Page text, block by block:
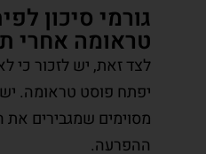
גורמי סיכון
טראומה אחרי
לצד זאת, יש לזכור כי
יפתח פוסט טראומה.
מסוימים שמגבירים את
ההפרעה.